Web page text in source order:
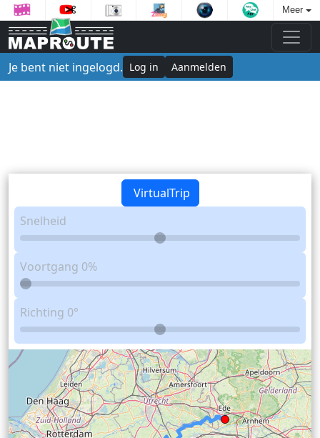
Meer
Je bent niet ingelogd. Log in Aanmelden
VirtualTrip
Snelheid
Voortgang 0%
Richting 0°